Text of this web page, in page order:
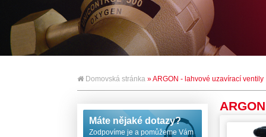
Domovská stránka » ARGON - lahvové uzavírací ventily
Máte nějaké dotazy?
Zodpovíme je a pomůžeme Vám